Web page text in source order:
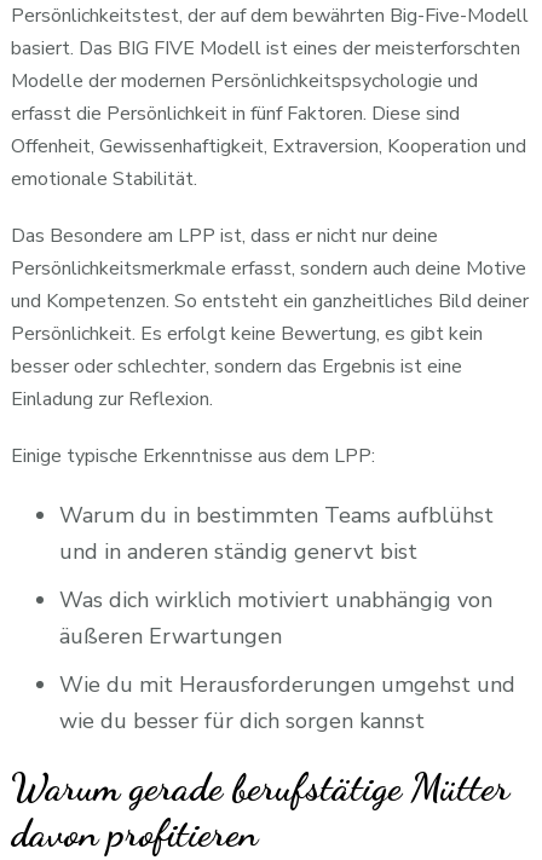
Persönlichkeitstest, der auf dem bewährten Big-Five-Modell
basiert. Das BIG FIVE Modell ist eines der meisterforschten
Modelle der modernen Persönlichkeitspsychologie und
erfasst die Persönlichkeit in fünf Faktoren. Diese sind
Offenheit, Gewissenhaftigkeit, Extraversion, Kooperation und
emotionale Stabilität.
Das Besondere am LPP ist, dass er nicht nur deine
Persönlichkeitsmerkmale erfasst, sondern auch deine Motive
und Kompetenzen. So entsteht ein ganzheitliches Bild deiner
Persönlichkeit. Es erfolgt keine Bewertung, es gibt kein
besser oder schlechter, sondern das Ergebnis ist eine
Einladung zur Reflexion.
Einige typische Erkenntnisse aus dem LPP:
Warum du in bestimmten Teams aufblühst
und in anderen ständig genervt bist
Was dich wirklich motiviert unabhängig von
äußeren Erwartungen
Wie du mit Herausforderungen umgehst und
wie du besser für dich sorgen kannst
Warum gerade berufstätige Mütter
davon profitieren